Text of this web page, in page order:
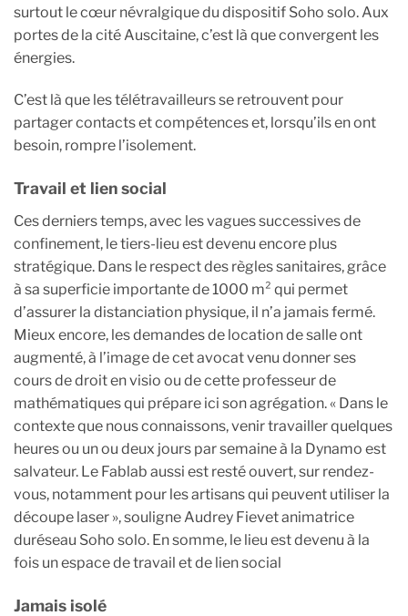
surtout le cœur névralgique du dispositif Soho solo. Aux
portes de la cité Auscitaine, c’est là que convergent les
énergies.
C’est là que les télétravailleurs se retrouvent pour
partager contacts et compétences et, lorsqu’ils en ont
besoin, rompre l’isolement.
Travail et lien social
Ces derniers temps, avec les vagues successives de
confinement, le tiers-lieu est devenu encore plus
stratégique. Dans le respect des règles sanitaires, grâce
à sa superficie importante de 1000 m² qui permet
d’assurer la distanciation physique, il n’a jamais fermé.
Mieux encore, les demandes de location de salle ont
augmenté, à l’image de cet avocat venu donner ses
cours de droit en visio ou de cette professeur de
mathématiques qui prépare ici son agrégation. « Dans le
contexte que nous connaissons, venir travailler quelques
heures ou un ou deux jours par semaine à la Dynamo est
salvateur. Le Fablab aussi est resté ouvert, sur rendez-
vous, notamment pour les artisans qui peuvent utiliser la
découpe laser », souligne Audrey Fievet animatrice
duréseau Soho solo. En somme, le lieu est devenu à la
fois un espace de travail et de lien social
Jamais isolé